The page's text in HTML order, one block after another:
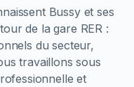
Bussy et ses
de la gare RER :
du secteur,
travaillons sous
et